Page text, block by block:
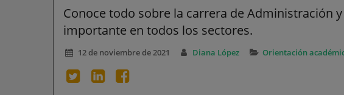
Conoce todo sobre la carrera de Administración
importante en todos los sectores.
12 de noviembre de 2021 Diana López Orientación